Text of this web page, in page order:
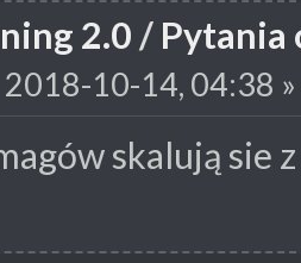
2.0 / Pytania
2018-10-14, 04:38 »
skalują sie